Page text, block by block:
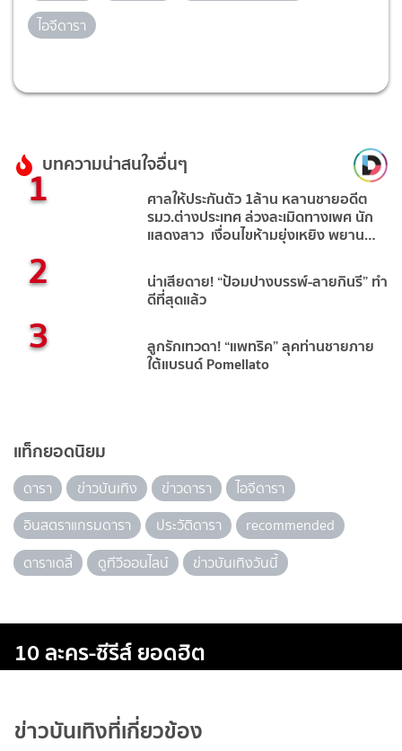
ไอจีดารา
บทความน่าสนใจอื่นๆ
1 ศาลให้ประกันตัว 1ล้าน หลานชายอดีต
รมว.ต่างประเทศ ล่วงละเมิดทางเพศ นัก
แสดงสาว เงื่อนไขห้ามยุ่งเหยิง พยาน
2 น่าเสียดาย! “ป้อมปางบรรพ์-ลายกินรี” ทำ
ดีที่สุดแล้ว
3 ลูกรักเทวดา! “แพทริค” ลุคท่านชายภาย
ใต้แบรนด์ Pomellato
แท็กยอดนิยม
ดารา ข่าวบันเทิง ข่าวดารา
ไอจีดารา
อินสตราแกรมดารา
ประวัติดารา
recommended
ดาราเดลี่
ดูทีวีออนไลน์ ข่าวบันเทิงวันนี้
10 ละคร-ซีรีส์ ยอดฮิต
ข่าวบันเทิงที่เกี่ยวข้อง